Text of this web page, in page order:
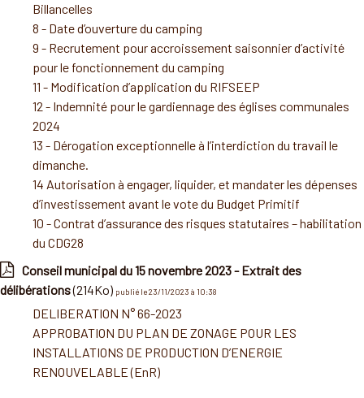
Billancelles
8 - Date d’ouverture du camping
9 - Recrutement pour accroissement saisonnier d’activité
pour le fonctionnement du camping
11 - Modification d’application du RIFSEEP
12 - Indemnité pour le gardiennage des églises communales
2024
13 - Dérogation exceptionnelle à l’interdiction du travail le
dimanche.
14 Autorisation à engager, liquider, et mandater les dépenses
d’investissement avant le vote du Budget Primitif
10 - Contrat d’assurance des risques statutaires – habilitation
du CDG28
Conseil municipal du 15 novembre 2023 - Extrait des
délibérations(214Ko) publié le 23/11/2023 à 10:38
DELIBERATION N° 66-2023
APPROBATION DU PLAN DE ZONAGE POUR LES
INSTALLATIONS DE PRODUCTION D’ENERGIE
RENOUVELABLE (EnR)